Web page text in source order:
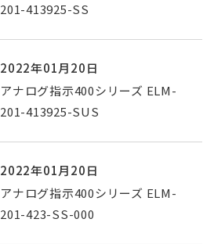
201-413925-SS
2022年01月20日
アナログ指示400シリーズ ELM-
201-413925-SUS
2022年01月20日
アナログ指示400シリーズ ELM-
201-423-SS-000